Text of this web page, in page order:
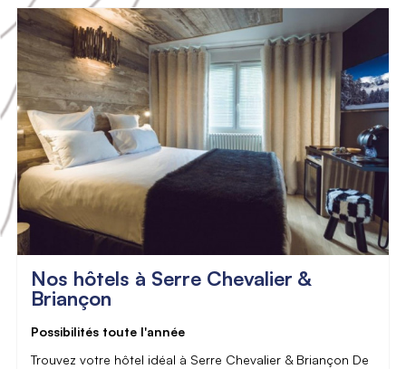
Nos hôtels à Serre Chevalier &
Briançon
Possibilités toute l'année
Trouvez votre hôtel idéal à Serre Chevalier & Briançon De